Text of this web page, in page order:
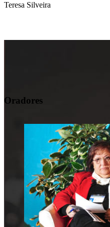
Teresa Silveira
Oradores